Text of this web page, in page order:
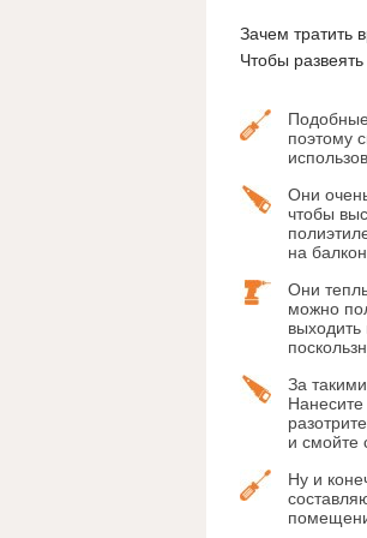
Зачем тратить
Чтобы
поэтому
Они
чтобы
на
Они
можно
выходить
За
и смойте
Ну и